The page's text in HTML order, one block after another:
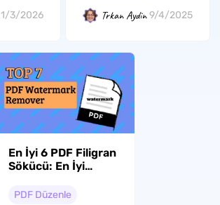
1/3/2026 Trkan Aydin 9/4/2025
En İyi 6 PDF Filigran
Sökücü: En İyi
PDF Düzenle